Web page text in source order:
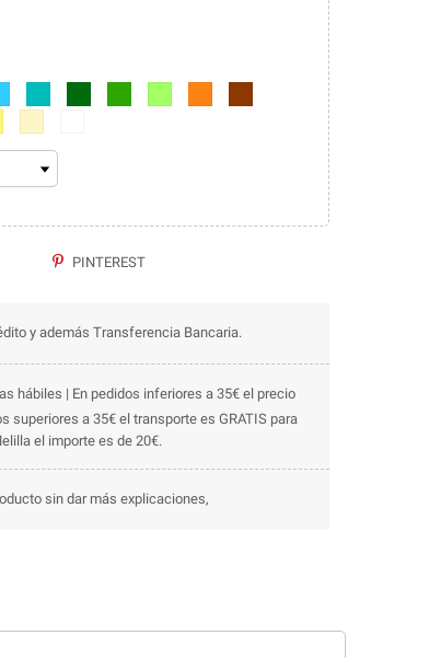
PINTEREST
y además Transferencia Bancaria.
hábiles | En pedidos inferiores a 35€ el precio
superiores a 35€ el transporte es GRATIS para
el importe es de 20€.
sin dar más explicaciones,